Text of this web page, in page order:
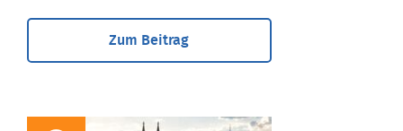
Zum Beitrag